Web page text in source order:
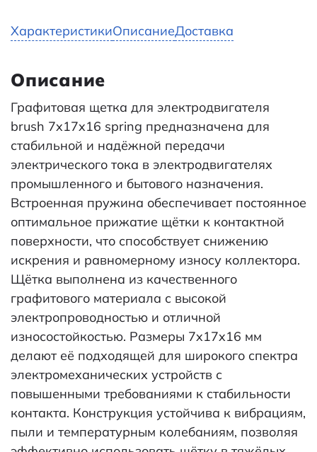
ХарактеристикиОписаниеДоставка
Описание
Графитовая щетка для электродвигателя
brush 7x17x16 spring предназначена для
стабильной и надёжной передачи
электрического тока в электродвигателях
промышленного и бытового назначения.
Встроенная пружина обеспечивает постоянное
оптимальное прижатие щётки к контактной
поверхности, что способствует снижению
искрения и равномерному износу коллектора.
Щётка выполнена из качественного
графитового материала с высокой
электропроводностью и отличной
износостойкостью. Размеры 7x17x16 мм
делают её подходящей для широкого спектра
электромеханических устройств с
повышенными требованиями к стабильности
контакта. Конструкция устойчива к вибрациям,
пыли и температурным колебаниям, позволяя